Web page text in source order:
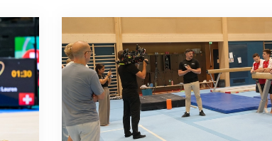
Mit klaren Zielen nach Zagreb